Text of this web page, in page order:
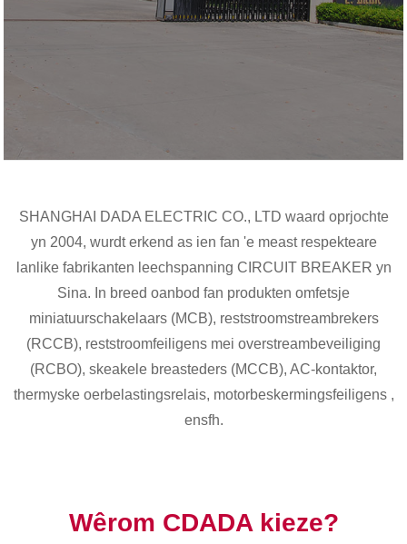
SHANGHAI DADA ELECTRIC CO., LTD waard oprjochte
yn 2004, wurdt erkend as ien fan 'e meast respekteare
lanlike fabrikanten leechspanning CIRCUIT BREAKER yn
Sina. In breed oanbod fan produkten omfetsje
miniatuurschakelaars (MCB), reststroomstreambrekers
(RCCB), reststroomfeiligens mei overstreambeveiliging
(RCBO), skeakele breasteders (MCCB), AC-kontaktor,
thermyske oerbelastingsrelais, motorbeskermingsfeiligens ,
ensfh.
Wêrom CDADA kieze?